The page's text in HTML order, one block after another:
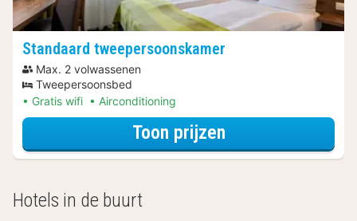
Standaard tweepersoonskamer
Max. 2 volwassenen
Tweepersoonsbed
Gratis wifi
Airconditioning
Toon prijzenvoor Ontdek de
Hotels in de buurt